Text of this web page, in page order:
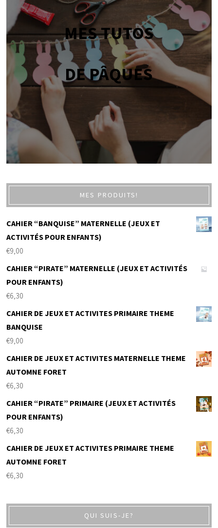
MES TUTOS
DE PÂQUES
MES PRODUITS!
CAHIER “BANQUISE” MATERNELLE (JEUX ET
ACTIVITÉS POUR ENFANTS)
€9,00
CAHIER “PIRATE” MATERNELLE (JEUX ET ACTIVITÉS
POUR ENFANTS)
€6,30
CAHIER DE JEUX ET ACTIVITES PRIMAIRE THEME
BANQUISE
€9,00
CAHIER DE JEUX ET ACTIVITES MATERNELLE THEME
AUTOMNE FORET
€6,30
CAHIER “PIRATE” PRIMAIRE (JEUX ET ACTIVITÉS
POUR ENFANTS)
€6,30
CAHIER DE JEUX ET ACTIVITES PRIMAIRE THEME
AUTOMNE FORET
€6,30
QUI SUIS-JE?